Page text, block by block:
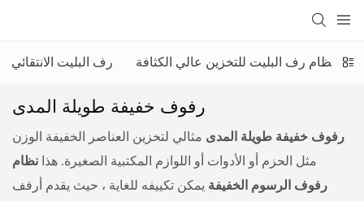
رف البليت الانتقائي نظام رف البليت للتخزين عالي الكثافة
رفوف خفيفة طويلة المدى
رفوف خفيفة طويلة المدى مثالي لتخزين العناصر الخفيفة الوزن
مثل الحزم أو الأدوات أو اللوازم المكتبية الصغيرة. هذا نظام
رفوف الرسوم الخفيفة يمكن تكييفه للغاية ، حيث يقدم أرفف